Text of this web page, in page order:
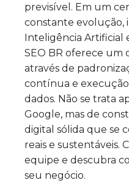
previsível. Em um
constante evolução,
Inteligência Artificial
SEO BR oferece um
através de
contínua e
dados. Não se trata
Google, mas de
digital sólida que se
reais e sustentáveis.
equipe e descubra
seu negócio.